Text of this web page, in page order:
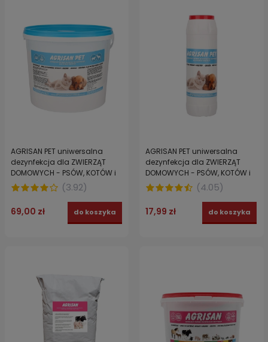
AGRISAN PET uniwersalna
dezynfekcja dla ZWIERZĄT
DOMOWYCH - PSÓW, KOTÓW i
PTAKÓW 5 kg
(3.92)
69,00 zł do koszyka
AGRISAN PET uniwersalna
dezynfekcja dla ZWIERZĄT
DOMOWYCH - PSÓW, KOTÓW i
PTAKÓW 500 g(4.05)
17,99 zł do koszyka